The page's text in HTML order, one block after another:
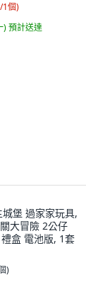
個)
)預計送達
城堡 過家家玩具,
大冒險 2公仔
盒 電池版, 1套
)